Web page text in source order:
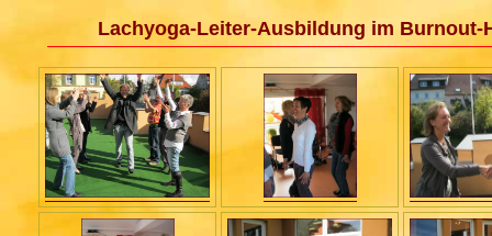
Lachyoga-Leiter-Ausbildung im Burnout-